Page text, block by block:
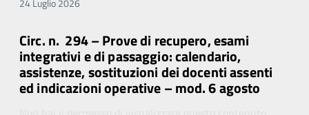
24 Luglio 2026
Circ. n. 294 – Prove di recupero, esami
integrativi e di passaggio: calendario,
assistenze, sostituzioni dei docenti assenti
ed indicazioni operative – mod. 6 agosto